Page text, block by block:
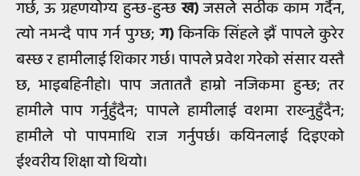
गर्छ, ऊ ग्रहणयोग्य हुन्छ-हुन्छख)जसले सठीक काम गर्दैन,
त्यो नभन्दै पाप गर्न पुग्छ;ग)किनकि सिंहले झैं पापले कुरेर
बस्छ र हामीलाई शिकार गर्छ। पापले प्रवेश गरेको संसार यस्तै
छ, भाइबहिनीहो। पाप जताततै हाम्रो नजिकमा हुन्छ; तर
हामीले पाप गर्नुहुँदैन; पापले हामीलाई वशमा राख्‍नुहुँदैन;
हामीले पो पापमाथि राज गर्नुपर्छ। कयिनलाई दिइएको
ईश्वरीय शिक्षा यो थियो।